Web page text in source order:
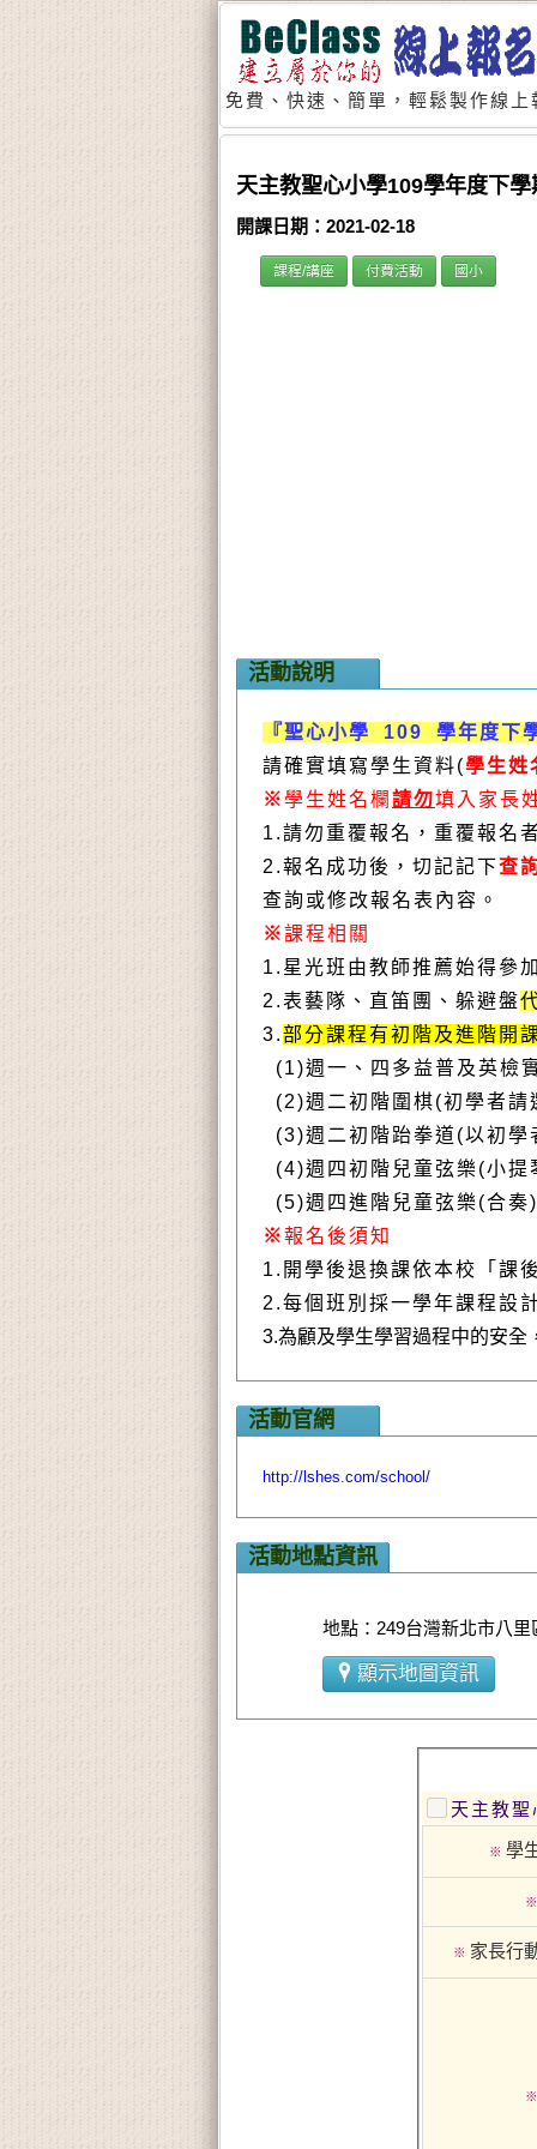
免費、快速、簡單，輕鬆製作線
天主教聖心小學109學年度下
開課日期：2021-02-18
課程/講座 付費活動 國小
活動說明
『聖心小學 109 學年度下
請確實填寫學生資料(學生姓
※學生姓名欄 請勿填入家長
1.請勿重覆報名，重覆報名
2.報名成功後，切記記下查
查詢或修改報名表內容。
※課程相關
1.星光班由教師推薦始得參
2.表藝隊、直笛團、躲避盤
3.部分課程有初階及進階開
(1)週一、四多益普及英檢
(2)週二初階圍棋(初學者請
(3)週二初階跆拳道(以初學
(4)週四初階兒童弦樂(小提
(5)週四進階兒童弦樂(合奏
※報名後須知
1. 開學後退換課依本校「課
2.每個班別採一學年課程設
3.為顧及學生學習過程中的安
活動官網
http://lshes.com/school/
活動地點資訊
地點：249台灣新北市八
顯示地圖資訊
天主教
※ 學
※ 家長行